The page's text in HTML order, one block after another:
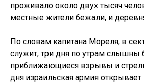
проживало около двух тысяч
местные жители бежали, и
По словам капитана Мореля, в
служит, три дня по утрам слышны
приближающиеся взрывы и
дня израильская армия